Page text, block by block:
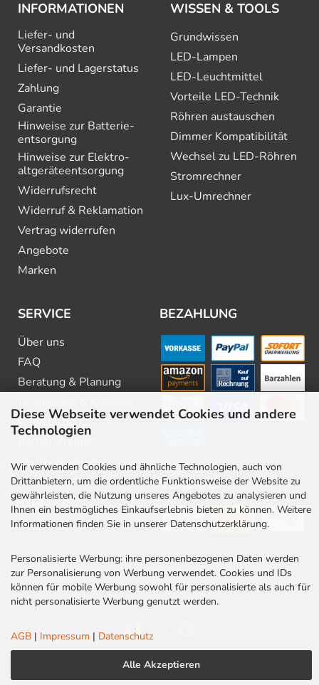
Diese Webseite verwendet Cookies und andere
Technologien
Wir verwenden Cookies und ähnliche Technologien, auch von
Drittanbietern, um die ordentliche Funktionsweise der Website zu
gewährleisten, die Nutzung unseres Angebotes zu analysieren und
Ihnen ein bestmögliches Einkaufserlebnis bieten zu können. Weitere
Informationen finden Sie in unserer Datenschutzerklärung.
Personalisierte Werbung: ihre personenbezogenen Daten werden
zur Personalisierung von Werbung verwendet. Cookies und IDs
können für mobile Werbung sowohl für personalisierte als auch für
nicht personalisierte Werbung genutzt werden.
AGB | Impressum | Datenschutz
Alle Akzeptieren
INFORMATIONEN
Liefer- und
Versandkosten
Liefer- und Lagerstatus
Zahlung
Garantie
Hinweise zur Batterie­
entsorgung
Hinweise zur Elektro­
altgeräte­entsorgung
Widerrufsrecht
Widerruf & Reklamation
Vertrag widerrufen
Angebote
Marken
WISSEN & TOOLS
Grundwissen
LED-Lampen
LED-Leuchtmittel
Vorteile LED-Technik
Röhren austauschen
Dimmer Kompatibilität
Wechsel zu LED-Röhren
Stromrechner
Lux-Umrechner
SERVICE
Über uns
FAQ
Beratung & Planung
Newsletter
Barrierefreiheit
Stellenangebote
Kontakt
Rabatt Codes
BEZAHLUNG
VERSAND
Impressum | Datenschutz